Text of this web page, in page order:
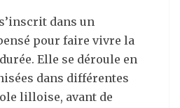
dans un
pour faire vivre la
Elle se déroule en
dans différentes
lilloise, avant de